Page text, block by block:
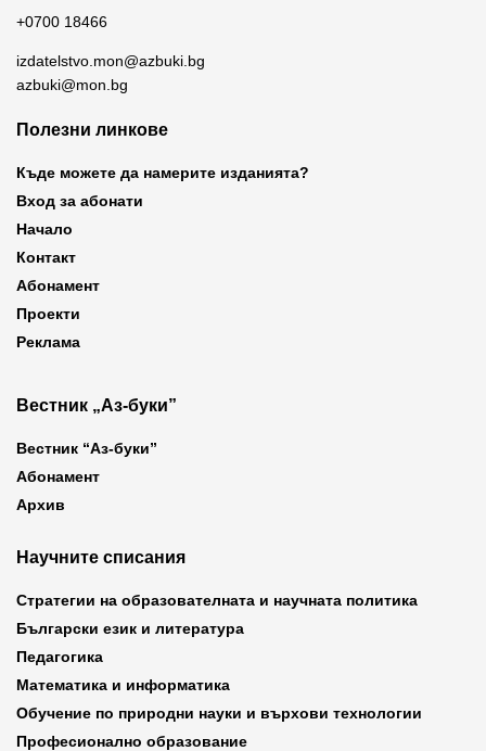
+0700 18466
izdatelstvo.mon@azbuki.bg
azbuki@mon.bg
Полезни линкове
Къде можете да намерите изданията?
Вход за абонати
Начало
Контакт
Абонамент
Проекти
Реклама
Вестник „Аз-буки”
Вестник “Аз-буки”
Абонамент
Архив
Научните списания
Стратегии на образователната и научната политика
Български език и литература
Педагогика
Математика и информатика
Обучение по природни науки и върхови технологии
Професионално образование